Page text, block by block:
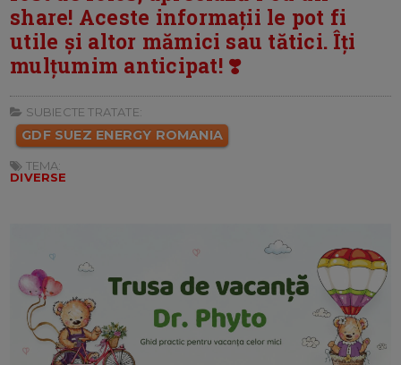
share! Aceste informații le pot fi
utile și altor mămici sau tătici. Îți
mulțumim anticipat! ❣️
SUBIECTE TRATATE:
GDF SUEZ ENERGY ROMANIA
TEMA:
DIVERSE